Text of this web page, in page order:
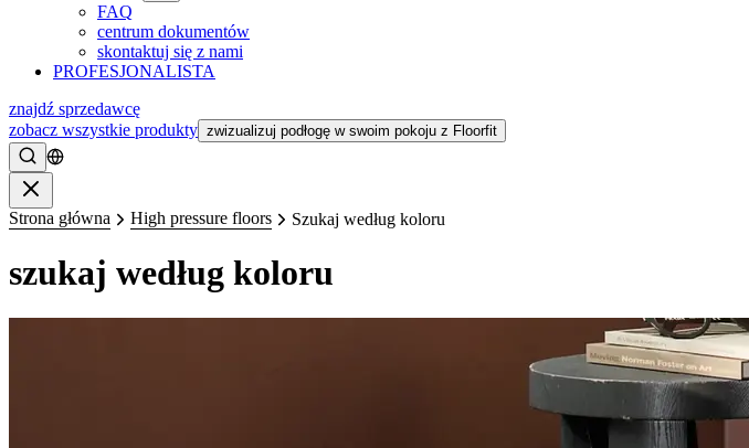
FAQ
centrum dokumentów
skontaktuj się z nami
PROFESJONALISTA
znajdź sprzedawcę
zobacz wszystkie produkty zwizualizuj podłogę w swoim pokoju z Floorfit
Szukać
Strona główna High pressure floors Szukaj według koloru
szukaj według koloru